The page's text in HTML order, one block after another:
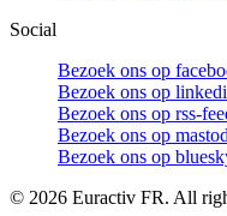
Social
Bezoek ons op
Bezoek ons op
Bezoek ons op rss-
Bezoek ons op
Bezoek ons op
© 2026 Euractiv FR. All